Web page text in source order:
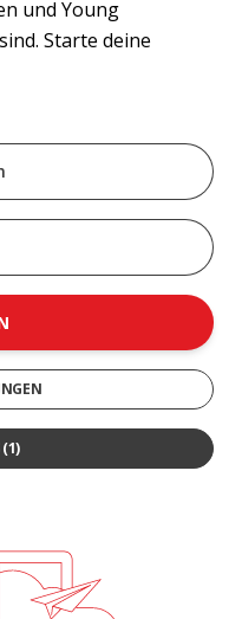
und Young
Starte deine
(1)